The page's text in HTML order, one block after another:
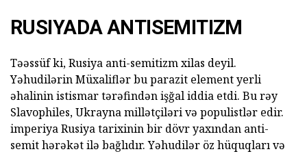
RUSIYADA ANTISEMITIZM
Təəssüf ki, Rusiya anti-semitizm xilas deyil.
Yəhudilərin Müxaliflər bu parazit element yerli
əhalinin istismar tərəfindən işğal iddia etdi. Bu rəy
Slavophiles, Ukrayna millətçiləri və populistlər edir.
imperiya Rusiya tarixinin bir dövr yaxından anti-
semit hərəkət ilə bağlıdır. Yəhudilər öz hüquqları və